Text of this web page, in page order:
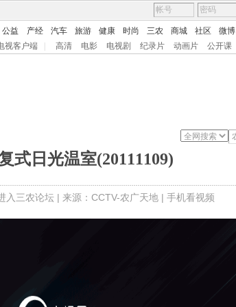
公益 产经 汽车 旅游 健康 时尚 三农 商城 社区 微博
视客户端 高清 电影 电视剧 纪录片 动画片 公开课
式日光温室(20111109)
入三农论坛 | 来源：CCTV-农广天地 | 手机看视频